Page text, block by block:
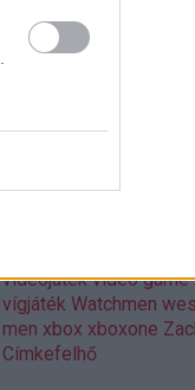
awakens
Gosling
Scarlett
showrunner
streaming Superman
True
videojáték video game
vígjáték Watchmen
men xbox xboxone
Címkefelhő